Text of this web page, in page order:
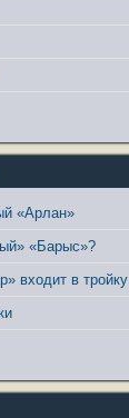
«Арлан»
«Барыс»?
входит в тройку